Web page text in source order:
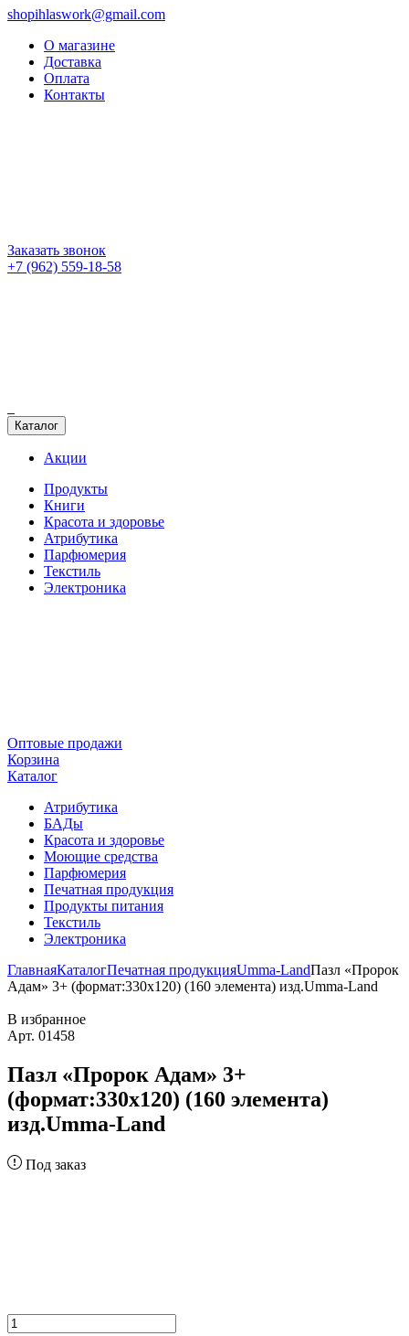
shopihlaswork@gmail.com
О магазине
Доставка
Оплата
Контакты
Заказать звонок
+7 (962) 559-18-58
Каталог
Акции
Продукты
Книги
Красота и здоровье
Атрибутика
Парфюмерия
Текстиль
Электроника
Оптовые продажи
Корзина
Каталог
Атрибутика
БАДы
Красота и здоровье
Моющие средства
Парфюмерия
Печатная продукция
Продукты питания
Текстиль
Электроника
ГлавнаяКаталогПечатная продукцияUmma-LandПазл «Пророк
Адам» 3+ (формат:330х120) (160 элемента) изд.Umma-Land
В избранное
Арт. 01458
Пазл «Пророк Адам» 3+
(формат:330х120) (160 элемента)
изд.Umma-Land
Под заказ